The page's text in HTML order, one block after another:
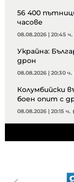
56 400
часове
08.08.2026 | 20:45 ч.
Украйна:
дрон
08.08.2026 | 20:30 ч.
Колумбийски
боен опит с
08.08.2026 | 20:15 ч.